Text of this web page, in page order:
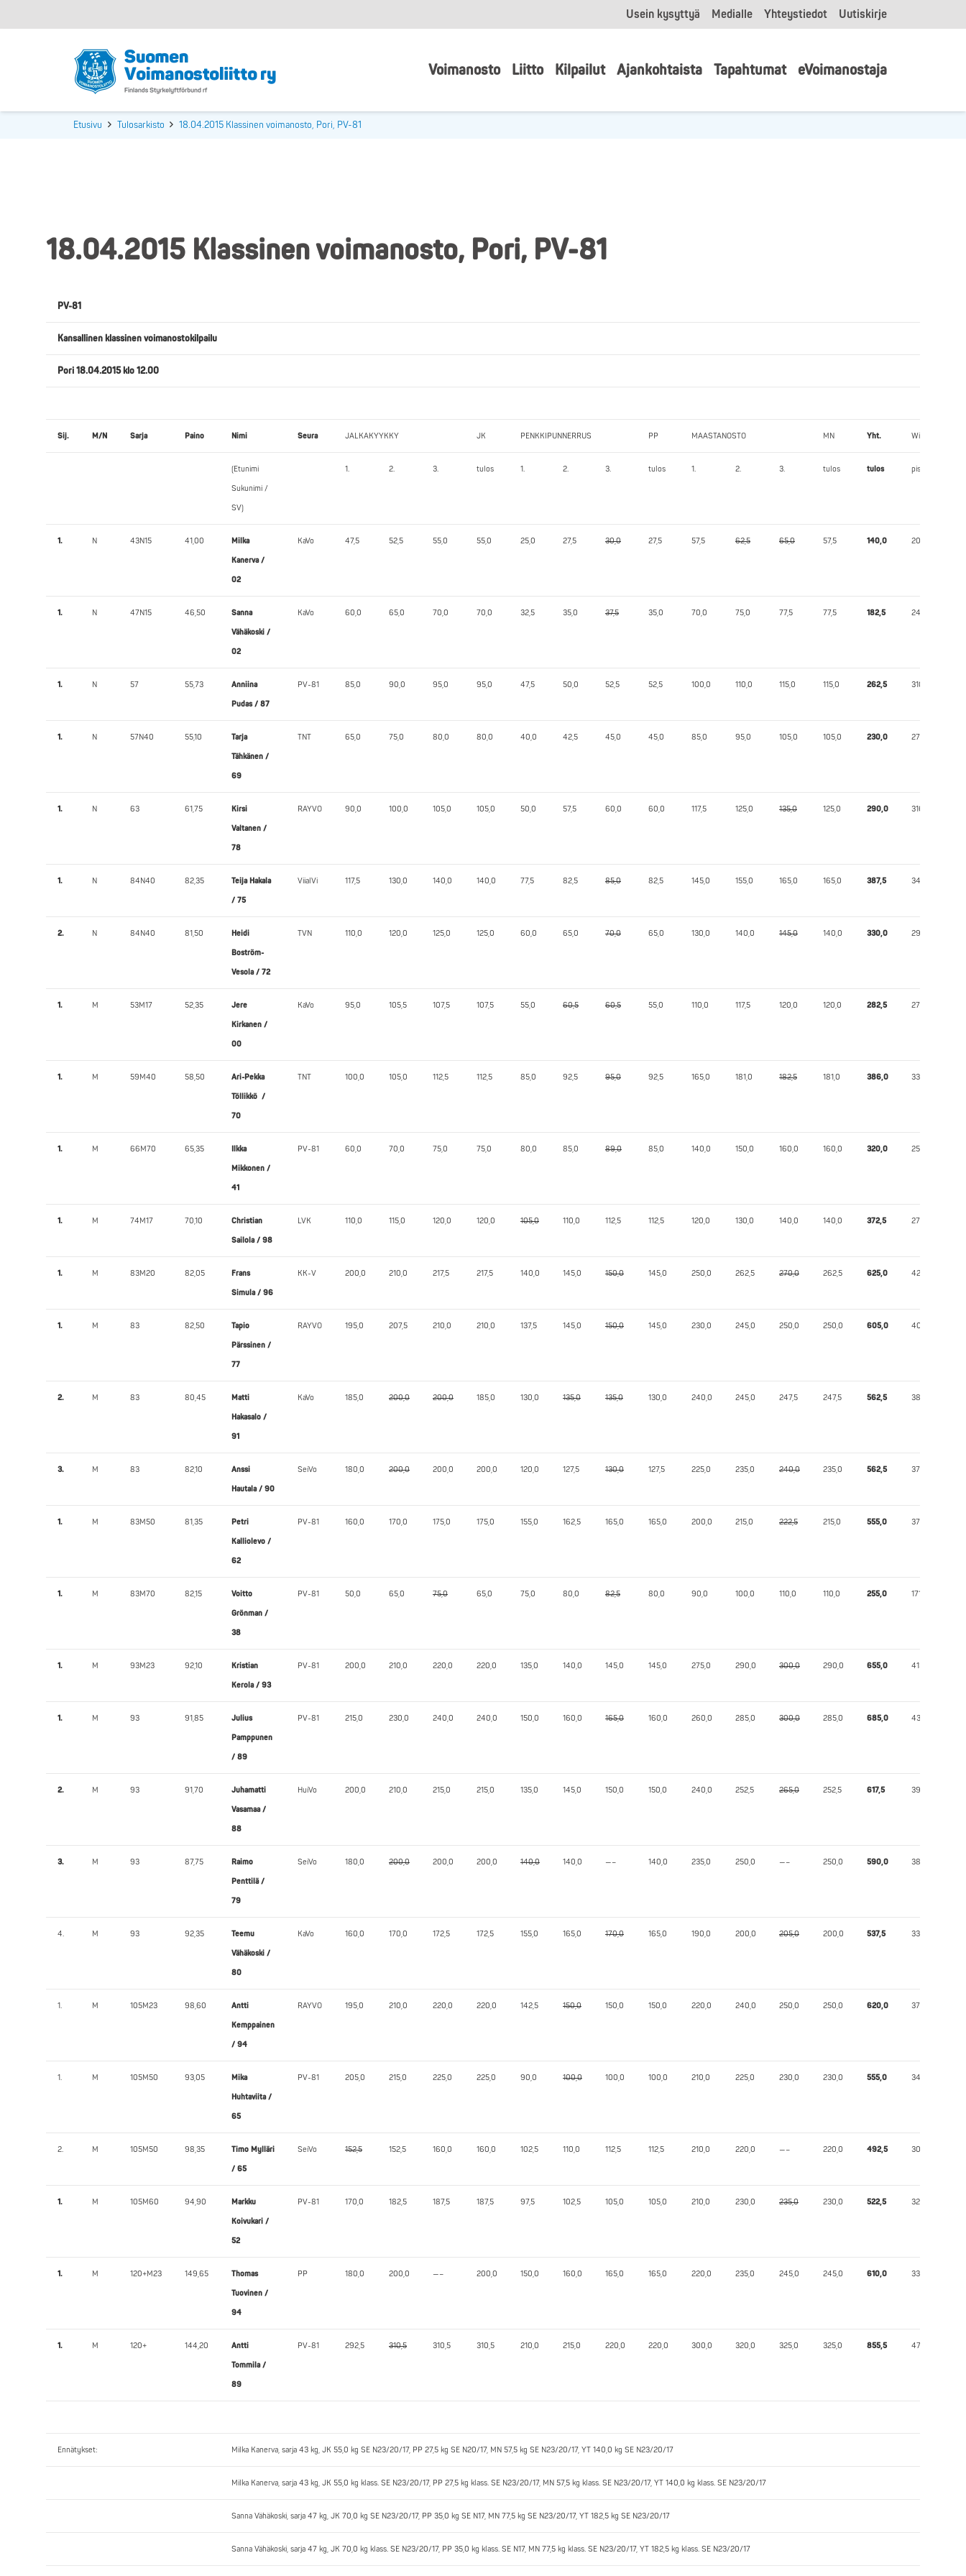
Usein kysyttyä Medialle Yhteystiedot Uutiskirje
Voimanosto Liitto Kilpailut Ajankohtaista Tapahtumat eVoimanostaja
Etusivu Tulosarkisto 18.04.2015 Klassinen voimanosto, Pori, PV-81
18.04.2015 Klassinen voimanosto, Pori, PV-81
PV-81
Kansallinen klassinen voimanostokilpailu
Pori 18.04.2015 klo 12.00
Sij. M/N Sarja Paino Nimi Seura JALKAKYYKKY JK PENKKIPUNNERRUS PP MAASTANOSTO MN Yht. Wilks
(Etunimi
Sukunimi /
SV)
1. 2. 3. tulos 1. 2. 3. tulos 1. 2. 3. tulos tulos pist.
1. N 43N15 41,00 Milka
Kanerva /
02
KaVo 47,5 52,5 55,0 55,0 25,0 27,5 30,0 27,5 57,5 62,5 65,0 57,5 140,0 206,13
1. N 47N15 46,50 Sanna
Vähäkoski /
02
KaVo 60,0 65,0 70,0 70,0 32,5 35,0 37,5 35,0 70,0 75,0 77,5 77,5 182,5 247,34
1. N 57 55,73 Anniina
Pudas / 87
PV-81 85,0 90,0 95,0 95,0 47,5 50,0 52,5 52,5 100,0 110,0 115,0 115,0 262,5 310,03
1. N 57N40 55,10 Tarja
Tähkänen /
69
TNT 65,0 75,0 80,0 80,0 40,0 42,5 45,0 45,0 85,0 95,0 105,0 105,0 230,0 274,08
1. N 63 61,75 Kirsi
Valtanen /
78
RAYVO 90,0 100,0 105,0 105,0 50,0 57,5 60,0 60,0 117,5 125,0 135,0 125,0 290,0 316,24
1. N 84N40 82,35 Teija Hakala
/ 75
ViialVi 117,5 130,0 140,0 140,0 77,5 82,5 85,0 82,5 145,0 155,0 165,0 165,0 387,5 349,07
2. N 84N40 81,50 Heidi
Boström-
Vesola / 72
TVN 110,0 120,0 125,0 125,0 60,0 65,0 70,0 65,0 130,0 140,0 145,0 140,0 330,0 298,91
1. M 53M17 52,35 Jere
Kirkanen /
00
KaVo 95,0 105,5 107,5 107,5 55,0 60,5 60,5 55,0 110,0 117,5 120,0 120,0 282,5 275,28
1. M 59M40 58,50 Ari-Pekka
Töllikkö /
70
TNT 100,0 105,0 112,5 112,5 85,0 92,5 95,0 92,5 165,0 181,0 182,5 181,0 386,0 337,01
1. M 66M70 65,35 Ilkka
Mikkonen /
41
PV-81 60,0 70,0 75,0 75,0 80,0 85,0 89,0 85,0 140,0 150,0 160,0 160,0 320,0 253,33
1. M 74M17 70,10 Christian
Sailola / 98
LVK 110,0 115,0 120,0 120,0 105,0 110,0 112,5 112,5 120,0 130,0 140,0 140,0 372,5 278,84
1. M 83M20 82,05 Frans
Simula / 96
KK-V 200,0 210,0 217,5 217,5 140,0 145,0 150,0 145,0 250,0 262,5 270,0 262,5 625,0 420,07
1. M 83 82,50 Tapio
Pärssinen /
77
RAYVO 195,0 207,5 210,0 210,0 137,5 145,0 150,0 145,0 230,0 245,0 250,0 250,0 605,0 405,29
2. M 83 80,45 Matti
Hakasalo /
91
KaVo 185,0 200,0 200,0 185,0 130,0 135,0 135,0 130,0 240,0 245,0 247,5 247,5 562,5 382,67
3. M 83 82,10 Anssi
Hautala / 90
SeiVo 180,0 200,0 200,0 200,0 120,0 127,5 130,0 127,5 225,0 235,0 240,0 235,0 562,5 377,93
1. M 83M50 81,35 Petri
Kalliolevo /
62
PV-81 160,0 170,0 175,0 175,0 155,0 162,5 165,0 165,0 200,0 215,0 222,5 215,0 555,0 374,97
1. M 83M70 82,15 Voitto
Grönman /
38
PV-81 50,0 65,0 75,0 65,0 75,0 80,0 82,5 80,0 90,0 100,0 110,0 110,0 255,0 171,26
1. M 93M23 92,10 Kristian
Kerola / 93
PV-81 200,0 210,0 220,0 220,0 135,0 140,0 145,0 145,0 275,0 290,0 300,0 290,0 655,0 413,39
1. M 93 91,85 Julius
Pamppunen
/ 89
PV-81 215,0 230,0 240,0 240,0 150,0 160,0 165,0 160,0 260,0 285,0 300,0 285,0 685,0 432,89
2. M 93 91,70 Juhamatti
Vasamaa /
88
HuiVo 200,0 210,0 215,0 215,0 135,0 145,0 150,0 150,0 240,0 252,5 265,0 252,5 617,5 390,55
3. M 93 87,75 Raimo
Penttilä /
79
SeiVo 180,0 200,0 200,0 200,0 140,0 140,0 —– 140,0 235,0 250,0 —– 250,0 590,0 381,66
4. M 93 92,35 Teemu
Vähäkoski /
80
KaVo 160,0 170,0 172,5 172,5 155,0 165,0 170,0 165,0 190,0 200,0 205,0 200,0 537,5 338,79
1. M 105M23 98,60 Antti
Kemppainen
/ 94
RAYVO 195,0 210,0 220,0 220,0 142,5 150,0 150,0 150,0 220,0 240,0 250,0 250,0 620,0 379,50
1. M 105M50 93,05 Mika
Huhtaviita /
65
PV-81 205,0 215,0 225,0 225,0 90,0 100,0 100,0 100,0 210,0 225,0 230,0 230,0 555,0 348,56
2. M 105M50 98,35 Timo Mylläri
/ 65
SeiVo 152,5 152,5 160,0 160,0 102,5 110,0 112,5 112,5 210,0 220,0 —– 220,0 492,5 301,77
1. M 105M60 94,90 Markku
Koivukari /
52
PV-81 170,0 182,5 187,5 187,5 97,5 102,5 105,0 105,0 210,0 230,0 235,0 230,0 522,5 325,16
1. M 120+M23 149,65 Thomas
Tuovinen /
94
PP 180,0 200,0 —– 200,0 150,0 160,0 165,0 165,0 220,0 235,0 245,0 245,0 610,0 337,62
1. M 120+ 144,20 Antti
Tommila /
89
PV-81 292,5 310,5 310,5 310,5 210,0 215,0 220,0 220,0 300,0 320,0 325,0 325,0 855,5 476,00
Ennätykset: Milka Kanerva, sarja 43 kg, JK 55,0 kg SE N23/20/17, PP 27,5 kg SE N20/17, MN 57,5 kg SE N23/20/17, YT 140,0 kg SE N23/20/17
Milka Kanerva, sarja 43 kg, JK 55,0 kg klass. SE N23/20/17, PP 27,5 kg klass. SE N23/20/17, MN 57,5 kg klass. SE N23/20/17, YT 140,0 kg klass. SE N23/20/17
Sanna Vähäkoski, sarja 47 kg, JK 70,0 kg SE N23/20/17, PP 35,0 kg SE N17, MN 77,5 kg SE N23/20/17, YT 182,5 kg SE N23/20/17
Sanna Vähäkoski, sarja 47 kg, JK 70,0 kg klass. SE N23/20/17, PP 35,0 kg klass. SE N17, MN 77,5 kg klass. SE N23/20/17, YT 182,5 kg klass. SE N23/20/17